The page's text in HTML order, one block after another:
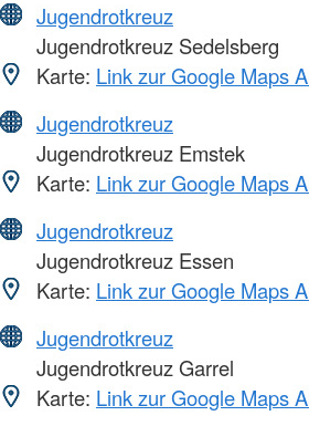
Jugendrotkreuz
Jugendrotkreuz Sedelsberg
Karte: Link zur Google Maps
Jugendrotkreuz
Jugendrotkreuz Emstek
Karte: Link zur Google Maps
Jugendrotkreuz
Jugendrotkreuz Essen
Karte: Link zur Google Maps
Jugendrotkreuz
Jugendrotkreuz Garrel
Karte: Link zur Google Maps